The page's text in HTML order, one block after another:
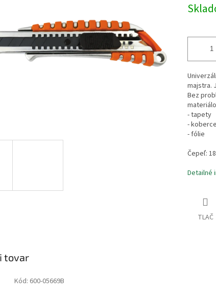
cena:
majstra.
Bez
- tapety
- koberce
- fólie
Čepeľ:
Detailné
TLAČ
tovar
Kód: 600-05669B